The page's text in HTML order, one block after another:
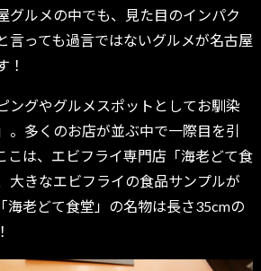
グルメの中でも、見た目のインパク
言っても過言ではないグルメが名古屋
！
グやグルメスポットとしてお馴染
。多くのお店が並ぶ中で一際目を引
こは、エビフライ専門店「海老どて食
大きなエビフライの食品サンプルが
海老どて食堂」の名物は長さ35cmの